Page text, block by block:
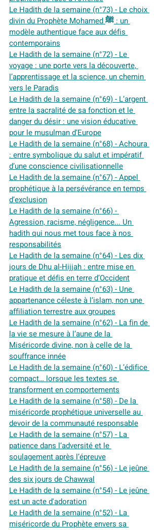
Le Hadith de la semaine (n°73) - Le choix
divin du Prophète Mohamed ﷺ : un
modèle authentique face aux défis
contemporains
Le Hadith de la semaine (n°72) - Le
voyage : une porte vers la découverte,
l’apprentissage et la science, un chemin
vers le Paradis
Le Hadith de la semaine (n°69) - L’argent
entre la sacralité de sa fonction et le
danger du désir : une vision éducative
pour le musulman d’Europe
Le Hadith de la semaine (n°68) - Achoura
: entre symbolique du salut et impératif
d’une conscience civilisationnelle
Le Hadith de la semaine (n°67) - Appel
prophétique à la persévérance en temps
d’exclusion
Le Hadith de la semaine (n°66) -
Agression, racisme, négligence... Un
hadith qui nous met tous face à nos
responsabilités
Le Hadith de la semaine (n°64) - Les dix
jours de Dhu al-Hijjah : entre mise en
pratique et défis en terre d’Occident
Le Hadith de la semaine (n°63) - Une
appartenance céleste à l’islam, non une
affiliation terrestre aux groupes
Le Hadith de la semaine (n°62) - La fin de
la vie se mesure à l’aune de la
Miséricorde divine, non à celle de la
souffrance innée
Le Hadith de la semaine (n°60) - L’édifice
compact… lorsque les textes se
transforment en comportements
Le Hadith de la semaine (n°58) - De la
miséricorde prophétique universelle au
devoir de la communauté responsable
Le Hadith de la semaine (n°57) - La
patience dans l’adversité et le
soulagement après l’épreuve
Le Hadith de la semaine (n°56) - Le jeûne
des six jours de Chawwal
Le Hadith de la semaine (n°54) - Le jeûne
est un acte d'adoration
Le Hadith de la semaine (n°52) - La
miséricorde du Prophète envers sa